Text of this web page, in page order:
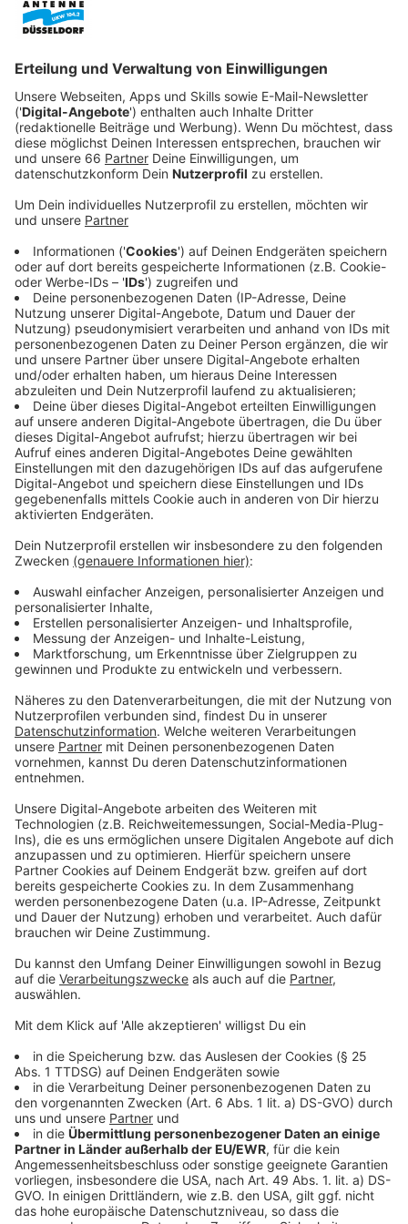
Anzeige
Von dort aus geht es für den Kinder- und Jugendzug
vorbei am Carlsplatz, zur Benrather Straße, um dann
auf der Königsallee zu enden.
Anzeige
Anzeige
Deshalb gibt es ab mittags in der Innenstadt
Straßensperrungen. Umleitungen führen unter anderem
durch den Rheinufertunnel, die Haroldstraße oder die
Berliner Allee.
Anzeige
Öffentliche Verkehrsmittel nutzen
Anzeige
Wer in dieStadt
möchte, sollte aber, wenn möglich,
auf die öffentlichen Verkehrsmittel ausweichen. Das
gilt auch für die restlichenKarnevalstage.
Anzeige
Mehr Infos und Links zu dem Thema gibt es
hier:
Anzeige
Glasverbot an Karneval
Mehr Tipps und Infos zu K.O Tropfen
Karneval: Die große Themenwoche bei Antenne
Düsseldorf
Mehr News aus der Stadt
Folge uns für mehr News & Updates:
Anzeige
Instagram|Facebook| WhatsApp-Kanal
Anzeige